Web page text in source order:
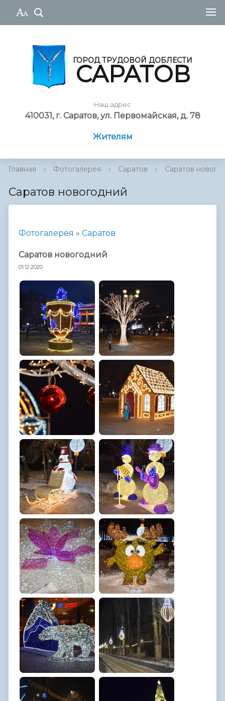
ГОРОД ТРУДОВОЙ ДОБЛЕСТИ
САРАТОВ
Наш адрес
410031, г. Саратов, ул. Первомайская, д. 78
Жителям
Главная › Фотогалерея › Саратов › Саратов
Саратов новогодний
Фотогалерея » Саратов
Саратов новогодний
01.12.2020